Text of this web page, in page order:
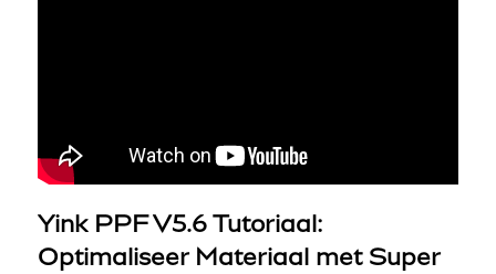
Yink PPF V5.6 Tutoriaal:
Optimaliseer Materiaal met Super